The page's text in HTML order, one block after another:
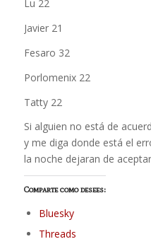
Lu 22
Javier 21
Fesaro 32
Porlomenix 22
Tatty 22
Si alguien no está de
y me diga donde está el
la noche dejaran de
Comparte como desees:
Bluesky
Threads